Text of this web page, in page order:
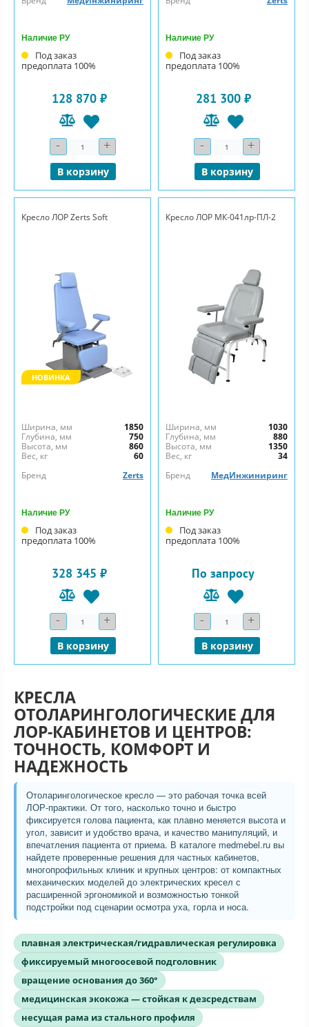
Наличие РУ
Под заказ
предоплата 100%
128 870 ₽
- Количество+
В корзину
Наличие РУ
Под заказ
предоплата 100%
281 300 ₽
- Количество+
В корзину
Кресло ЛОР Zerts Soft
НОВИНКА
Ширина, мм
1850
Глубина, мм
750
Высота, мм
860
Вес, кг
60
Бренд
Zerts
Наличие РУ
Под заказ
предоплата 100%
328 345 ₽
- Количество
+
В корзину
Кресло ЛОР МК-041лр-ПЛ-2
Ширина, мм
1030
Глубина, мм
880
Высота, мм
1350
Вес, кг
34
Бренд
МедИнжиниринг
Наличие РУ
Под заказ
предоплата 100%
По запросу
- Количество
+
В корзину
КРЕСЛА
ОТОЛАРИНГОЛОГИЧЕСКИЕ ДЛЯ
ЛОР-КАБИНЕТОВ И ЦЕНТРОВ:
ТОЧНОСТЬ, КОМФОРТ И
НАДЕЖНОСТЬ
Отоларингологическое кресло — это рабочая точка всей
ЛОР-практики. От того, насколько точно и быстро
фиксируется голова пациента, как плавно меняется высота и
угол, зависит и удобство врача, и качество манипуляций, и
впечатления пациента от приема. В каталоге medmebel.ru вы
найдете проверенные решения для частных кабинетов,
многопрофильных клиник и крупных центров: от компактных
механических моделей до электрических кресел с
расширенной эргономикой и возможностью тонкой
подстройки под сценарии осмотра уха, горла и носа.
плавная электрическая/гидравлическая регулировка
фиксируемый многоосевой подголовник
вращение основания до 360°
медицинская экокожа — стойкая к дезсредствам
несущая рама из стального профиля